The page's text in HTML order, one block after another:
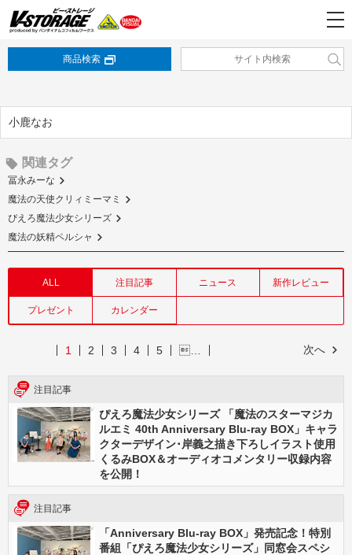
商品検索
小鹿なお
関連タグ
冨永みーな
魔法の天使クリィミーマミ
ぴえろ魔法少女シリーズ
魔法の妖精ペルシャ
ALL 注目記事 ニュース 新作レビュー
プレゼント カレンダー
次へ
1 2 3 4 5 …
注目記事
ぴえろ魔法少女シリーズ 「魔法のスターマジカ
ルエミ 40th Anniversary Blu-ray BOX」キャラ
クターデザイン･岸義之描き下ろしイラスト使用
くるみBOX＆オーディオコメンタリー収録内容
を公開！
注目記事
「Anniversary Blu-ray BOX」発売記念！特別
番組「ぴえろ魔法少女シリーズ」同窓会スペシ